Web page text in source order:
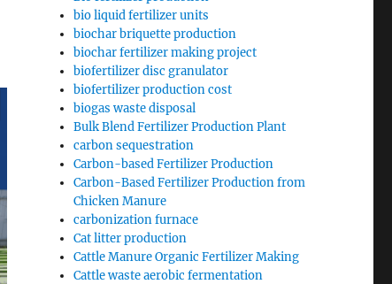
bio liquid fertilizer units
biochar briquette production
biochar fertilizer making project
biofertilizer disc granulator
biofertilizer production cost
biogas waste disposal
Bulk Blend Fertilizer Production Plant
carbon sequestration
Carbon-based Fertilizer Production
Carbon-Based Fertilizer Production from
Chicken Manure
carbonization furnace
Cat litter production
Cattle Manure Organic Fertilizer Making
Cattle waste aerobic fermentation